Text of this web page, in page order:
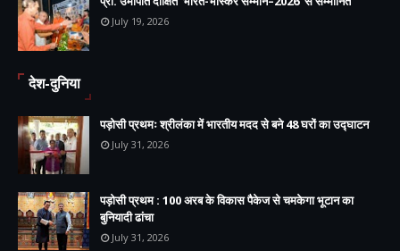
July 19, 2026
देश-दुनिया
पड़ोसी प्रथमः श्रीलंका में भारतीय मदद से बने 48 घरों का उद्घाटन
July 31, 2026
पड़ोसी प्रथम : 100 अरब के विकास पैकेज से चमकेगा भूटान का
बुनियादी ढांचा
July 31, 2026